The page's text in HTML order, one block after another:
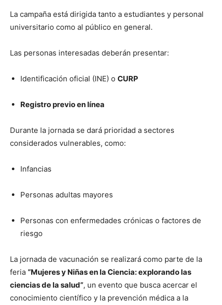
La campaña está dirigida tanto a estudiantes y personal
universitario como al público en general.
Las personas interesadas deberán presentar:
Identificación oficial (INE) o CURP
Registro previo en línea
Durante la jornada se dará prioridad a sectores
considerados vulnerables, como:
Infancias
Personas adultas mayores
Personas con enfermedades crónicas o factores de
riesgo
La jornada de vacunación se realizará como parte de la
feria “Mujeres y Niñas en la Ciencia: explorando las
ciencias de la salud”, un evento que busca acercar el
conocimiento científico y la prevención médica a la